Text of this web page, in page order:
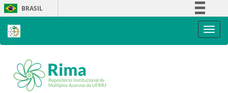
Skip
navigation
BRASIL